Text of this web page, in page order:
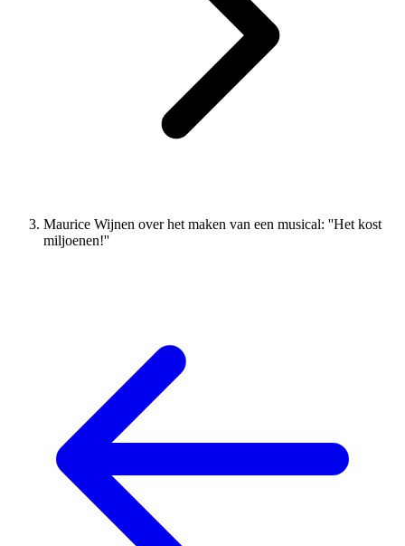
Maurice Wijnen over het maken van een musical: ''Het kost
miljoenen!''